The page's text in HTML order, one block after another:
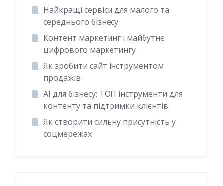
Найкращі сервіси для малого та
середнього бізнесу
Контент маркетинг і майбутнє
цифрового маркетингу
Як зробити сайт інструментом
продажів
AI для бізнесу: ТОП інструменти для
контенту та підтримки клієнтів.
Як створити сильну присутність у
соцмережах